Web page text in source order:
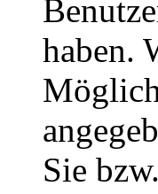
haben.
Sie